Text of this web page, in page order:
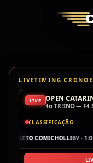
LIVETIMING
LIVE OPEN
4o TREINO — F4
CLASSIFICAÇÃO
NETO COMICHOLLI6V ·